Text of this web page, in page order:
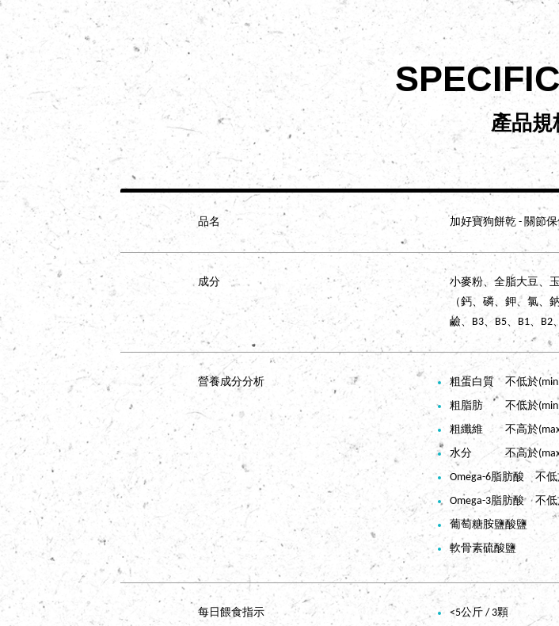
產品規
品名 加好寶狗餅乾 - 關節
成分
小麥粉、全脂大豆、
（鈣、磷、鉀、氯、
鹼、B3、B5、B1、
營養成分分析
粗蛋白質 不低於
粗脂肪 不低於
粗纖維 不高於
水分 不高於
Omega-6脂肪酸 不
Omega-3脂肪酸 不
葡萄糖胺鹽酸鹽
軟骨素硫酸鹽
每日餵食指示
<5公斤 / 3顆